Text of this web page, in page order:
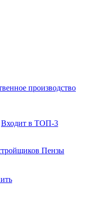
производство
Входит в ТОП-3
Пензы